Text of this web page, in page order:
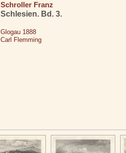
Schroller Franz
Schlesien. Bd. 3.
Glogau 1888
Carl Flemming